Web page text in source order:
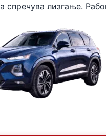
спречува лизгање.